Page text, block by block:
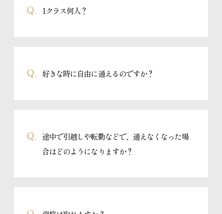
メールか電話にて授業を欠席される旨をご連絡ください。
合は、試験料と認定料がかかります。
Q. 1クラス何人？
教室の規模や生徒様のお集まり具合にもよりますが、一人一人
Q. 好きな時に自由に通えるのですか？
合のよい曜日・時間帯をお選びいただきます。クラスは
10:00〜・14:00〜・18:30〜の一日3部制です。
Q.
途中で引越しや転勤などで、通えなくなった場
合はどのようになりますか？